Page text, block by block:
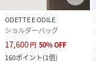
ODETTE E ODILE
ショルダーバッグ
17,600円 50%OFF
160ポイント(1倍)